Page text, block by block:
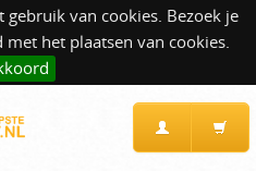
van cookies. Bezoek je
het plaatsen van cookies.